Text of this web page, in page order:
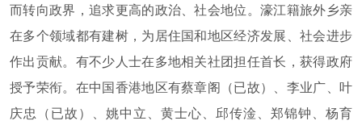
而转向政界，追求更高的政治、社会地位。濠江籍旅外乡亲
在多个领域都有建树，为居住国和地区经济发展、社会进步
作出贡献。有不少人士在多地相关社团担任首长，获得政府
授予荣衔。在中国香港地区有蔡章阁（已故）、李业广、叶
庆忠（已故）、姚中立、黄士心、邱传淦、郑锦钟、杨育